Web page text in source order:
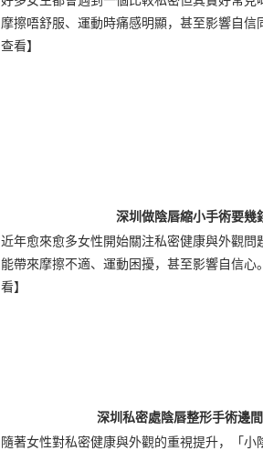
摩擦唔舒服、運動時痛感明顯，甚至影響自信
查看】
深圳做陰唇縮小手術要幾
近年愈來愈多女性開始關注私密健康與外觀
能帶來摩擦不適、運動困擾，甚至影響自信
看】
深圳私密處陰唇整形手術邊
隨著女性對私密健康與外觀的重視提升，「